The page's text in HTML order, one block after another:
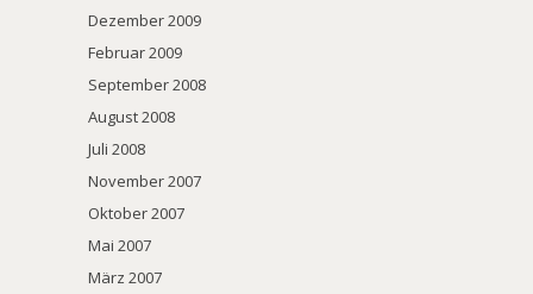
Dezember 2009
Februar 2009
September 2008
August 2008
Juli 2008
November 2007
Oktober 2007
Mai 2007
März 2007